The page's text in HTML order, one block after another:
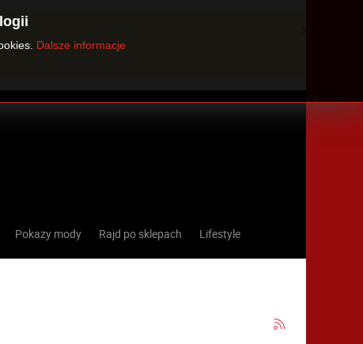
Pokazy mody Rajd po sklepach Lifestyle
Dalsze informacje